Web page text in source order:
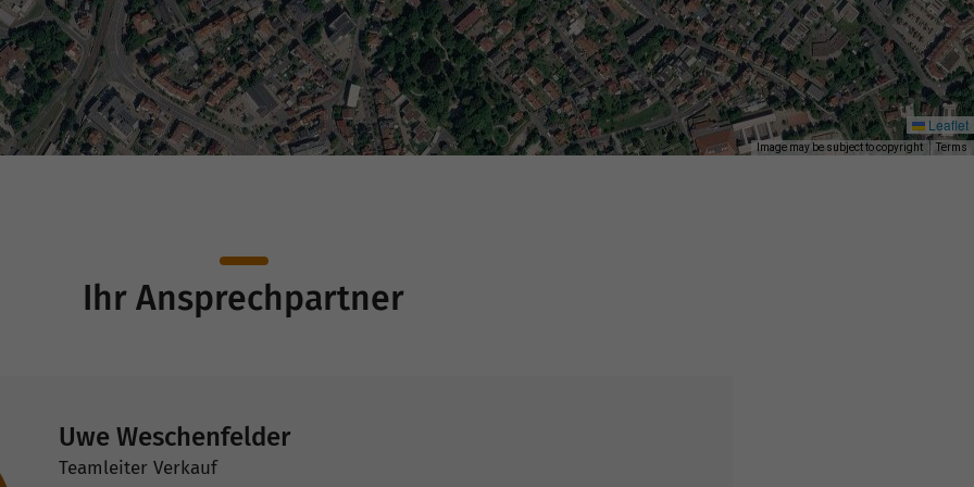
Leaflet
Image may be subject to copyright Terms
Ihr Ansprechpartner
Uwe Weschenfelder
Teamleiter Verkauf